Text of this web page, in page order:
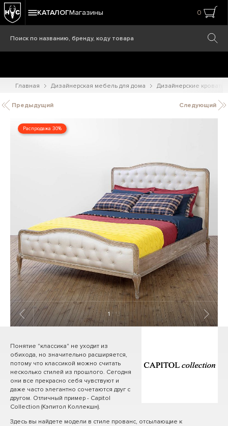
КАТАЛОГМагазины 0
Главная Дизайнерская мебель для дома Дизайнерские кровати
Предыдущий Следующий
Распродажа 30%
1 / 13
Понятие "классика" не уходит из
обихода, но значительно расширяется,
потому что классикой можно считать
несколько стилей из прошлого. Сегодня
они все прекрасно себя чувствуют и
даже часто элегантно сочетаются друг с
другом. Отличный пример - Capitol
Collection (Кэпитол Коллекшн).
Здесь вы найдете модели в стиле прованс, отсылающие к